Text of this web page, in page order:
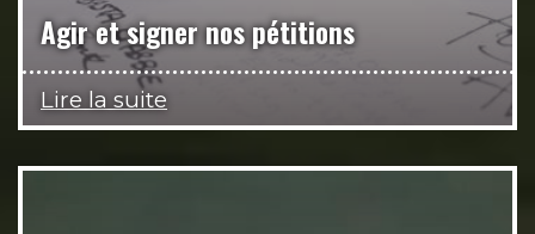
Agir et signer nos pétitions
Lire la suite